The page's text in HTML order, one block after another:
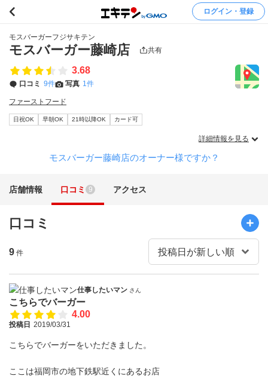
ログイン・登録
モスバーガーフジサキテン
モスバーガー藤崎店 共有
3.68
口コミ 9件 写真 1件
ファーストフード
日祝OK 早朝OK 21時以降OK カード可
詳細情報を見る
モスバーガー藤崎店のオーナー様ですか？
店舗情報 口コミ 9 アクセス
口コミ
9 件
仕事したいマン さん
こちらでバーガー
4.00
投稿日 2019/03/31
こちらでバーガーをいただきました。
ここは福岡市の地下鉄駅近くにあるお店